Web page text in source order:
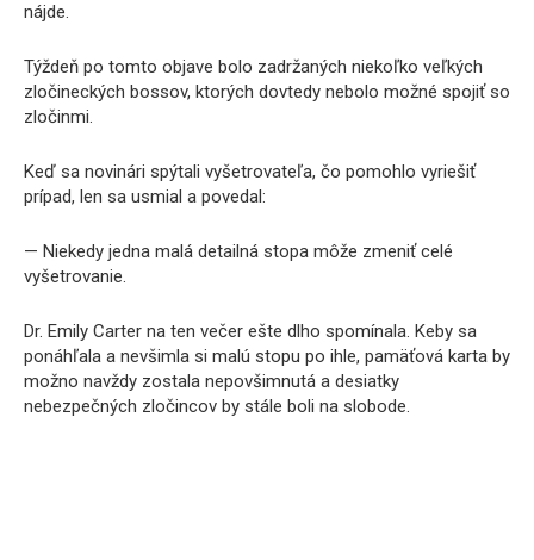
nájde.
Týždeň po tomto objave bolo zadržaných niekoľko veľkých
zločineckých bossov, ktorých dovtedy nebolo možné spojiť so
zločinmi.
Keď sa novinári spýtali vyšetrovateľa, čo pomohlo vyriešiť
prípad, len sa usmial a povedal:
— Niekedy jedna malá detailná stopa môže zmeniť celé
vyšetrovanie.
Dr. Emily Carter na ten večer ešte dlho spomínala. Keby sa
ponáhľala a nevšimla si malú stopu po ihle, pamäťová karta by
možno navždy zostala nepovšimnutá a desiatky
nebezpečných zločincov by stále boli na slobode.